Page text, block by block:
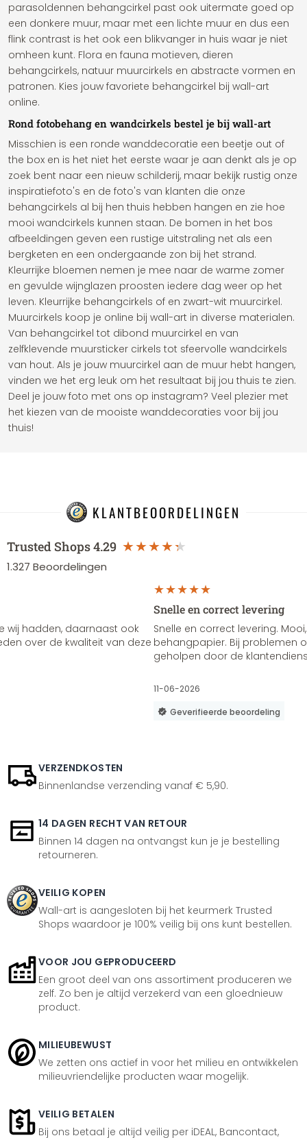
parasoldennen behangcirkel past ook uitermate goed op
een donkere muur, maar met een lichte muur en dus een
flink contrast is het ook een blikvanger in huis waar je niet
omheen kunt. Flora en fauna motieven, dieren
behangcirkels, natuur muurcirkels en abstracte vormen en
patronen. Kies jouw favoriete behangcirkel bij wall-art
online.
Rond fotobehang en wandcirkels bestel je bij wall-art
Misschien is een ronde wanddecoratie een beetje out of
the box en is het niet het eerste waar je aan denkt als je op
zoek bent naar een nieuw schilderij, maar bekijk rustig onze
inspiratiefoto's en de foto's van klanten die onze
behangcirkels al bij hen thuis hebben hangen en zie hoe
mooi wandcirkels kunnen staan. De bomen in het bos
afbeeldingen geven een rustige uitstraling net als een
bergketen en een ondergaande zon bij het strand.
Kleurrijke bloemen nemen je mee naar de warme zomer
en gevulde wijnglazen proosten iedere dag weer op het
leven. Kleurrijke behangcirkels of en zwart-wit muurcirkel.
Muurcirkels koop je online bij wall-art in diverse materialen.
Van behangcirkel tot dibond muurcirkel en van
zelfklevende muursticker cirkels tot sfeervolle wandcirkels
van hout. Als je jouw muurcirkel aan de muur hebt hangen,
vinden we het erg leuk om het resultaat bij jou thuis te zien.
Deel je jouw foto met ons op instagram? Veel plezier met
het kiezen van de mooiste wanddecoraties voor bij jou
thuis!
KLANTBEOORDELINGEN
Trusted Shops4.29
1.327 Beoordelingen
wij hadden, daarnaast ook
over de kwaliteit van deze
Snelle en correct levering
Snelle en correct levering.
behangpapier. Bij problemen
geholpen door de
11-06-2026
Geverifieerde beoordeling
VERZENDKOSTEN
Binnenlandse verzending vanaf € 5,90.
14 DAGEN RECHT VAN RETOUR
Binnen 14 dagen na ontvangst kun je je bestelling
retourneren.
VEILIG KOPEN
Wall-art is aangesloten bij het keurmerk Trusted
Shops waardoor je 100% veilig bij ons kunt bestellen.
VOOR JOU GEPRODUCEERD
Een groot deel van ons assortiment produceren we
zelf. Zo ben je altijd verzekerd van een gloednieuw
product.
MILIEUBEWUST
We zetten ons actief in voor het milieu en ontwikkelen
milieuvriendelijke producten waar mogelijk.
VEILIG BETALEN
Bij ons betaal je altijd veilig per iDEAL, Bancontact,